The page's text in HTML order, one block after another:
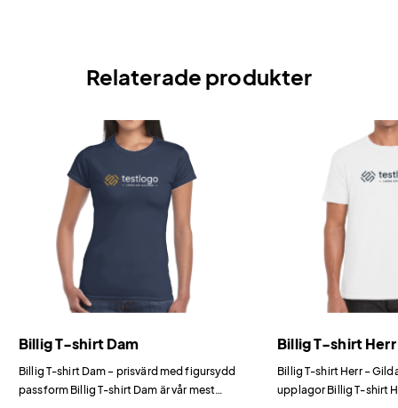
Relaterade produkter
Billig T-shirt Dam
Billig T-shirt Dam – prisvärd med figursydd
passform Billig T-shirt Dam är vår mest
Billig T-shirt Herr
Billig T-shirt Herr –
upplagor Billig T-shirt